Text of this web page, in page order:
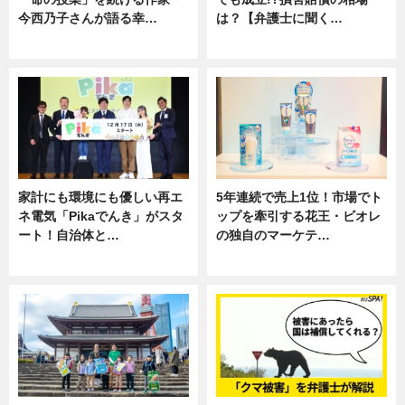
今西乃子さんが語る幸…
は？【弁護士に聞く…
家計にも環境にも優しい再エ
ネ電気「Pikaでんき」がスタ
ート！自治体と…
5年連続で売上1位！市場でト
ップを牽引する花王・ビオレ
の独自のマーケテ…